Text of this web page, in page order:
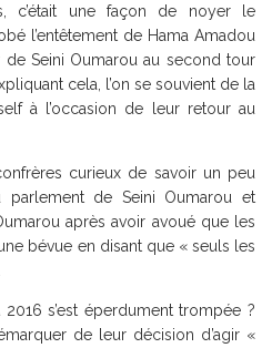
c’était une façon de noyer le
l’entêtement de Hama Amadou
Seini Oumarou au second tour
cela, l’on se souvient de la
à l’occasion de leur retour au
curieux de savoir un peu
de Seini Oumarou et
après avoir avoué que les
bévue en disant que « seuls les
s’est éperdument trompée ?
de leur décision d’agir «